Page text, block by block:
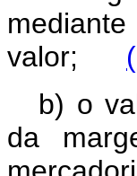
valor;
b) o
da